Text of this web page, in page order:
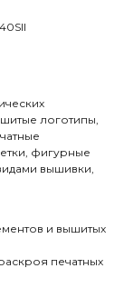
логотипы,
фигурные
вышивки,
и вышитых
печатных